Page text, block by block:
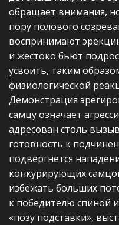
обращает внима­ния,
пору полового
воспринимают
и жестоко бьют
усвоить, таким
физиологической
Демонстрация
самцу означает
адресован столь
готовность к
подвергнется
конкурирующих
избежать больших
к победителю спиной
«позу подставки»,